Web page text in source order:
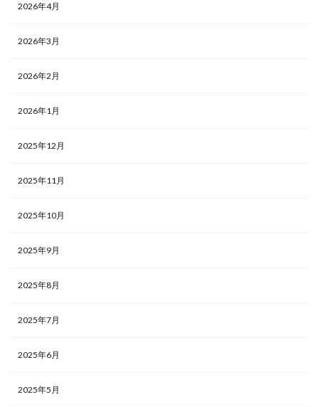
2026年4月
2026年3月
2026年2月
2026年1月
2025年12月
2025年11月
2025年10月
2025年9月
2025年8月
2025年7月
2025年6月
2025年5月